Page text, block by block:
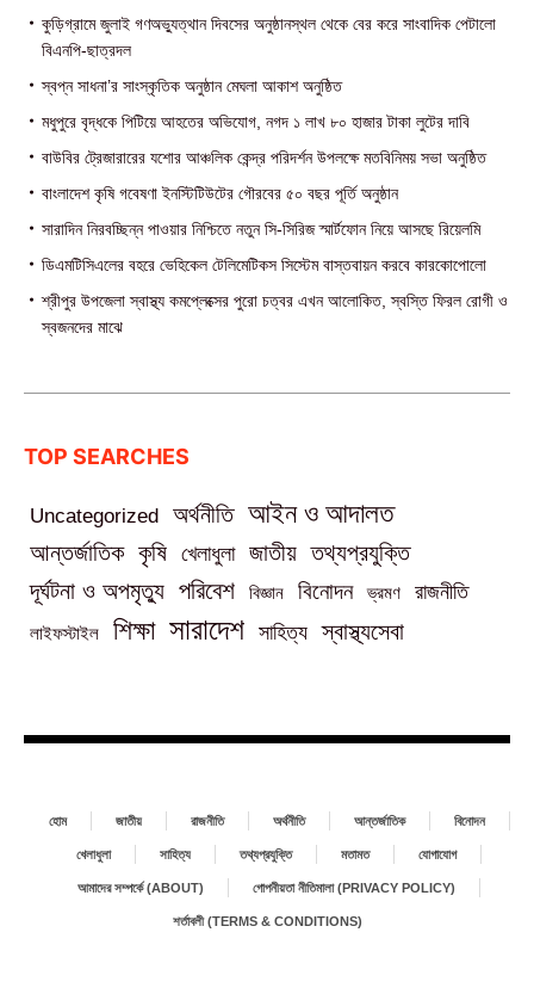
কুড়িগ্রামে জুলাই গণঅভ্যুত্থান দিবসের অনুষ্ঠানস্থল থেকে বের করে সাংবাদিক পেটালো
বিএনপি-ছাত্রদল
স্বপ্ন সাধনা’র সাংস্কৃতিক অনুষ্ঠান মেঘলা আকাশ অনুষ্ঠিত
মধুপুরে বৃদ্ধকে পিটিয়ে আহতের অভিযোগ, নগদ ১ লাখ ৮০ হাজার টাকা লুটের দাবি
বাউবির ট্রেজারারের যশোর আঞ্চলিক কেন্দ্র পরিদর্শন উপলক্ষে মতবিনিময় সভা অনুষ্ঠিত
বাংলাদেশ কৃষি গবেষণা ইনস্টিটিউটের গৌরবের ৫০ বছর পূর্তি অনুষ্ঠান
সারাদিন নিরবচ্ছিন্ন পাওয়ার নিশ্চিতে নতুন সি-সিরিজ স্মার্টফোন নিয়ে আসছে রিয়েলমি
ডিএমটিসিএলের বহরে ভেহিকেল টেলিমেটিকস সিস্টেম বাস্তবায়ন করবে কারকোপোলো
শ্রীপুর উপজেলা স্বাস্থ্য কমপ্লেক্সের পুরো চত্বর এখন আলোকিত, স্বস্তি ফিরল রোগী ও
স্বজনদের মাঝে‎
TOP SEARCHES
Uncategorized অর্থনীতি আইন ও আদালত
আন্তর্জাতিক কৃষি খেলাধুলা জাতীয় তথ্যপ্রযুক্তি
দূর্ঘটনা ও অপমৃত্যু পরিবেশ বিজ্ঞান বিনোদন ভ্রমণ রাজনীতি
লাইফস্টাইল শিক্ষা সারাদেশ সাহিত্য স্বাস্থ্যসেবা
হোম জাতীয় রাজনীতি অর্থনীতি আন্তর্জাতিক বিনোদন
খেলাধুলা সাহিত্য তথ্যপ্রযুক্তি মতামত যোগাযোগ
আমাদের সম্পর্কে (ABOUT) গোপনীয়তা নীতিমালা (PRIVACY POLICY)
শর্তাবলী (TERMS & CONDITIONS)